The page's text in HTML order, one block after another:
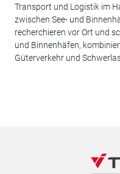
Transport und Logistik im
zwischen See- und
recherchieren vor Ort und
und Binnenhäfen,
Güterverkehr und